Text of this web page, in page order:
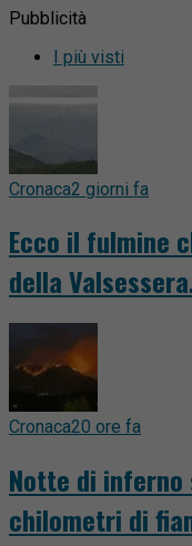
Pubblicità
I più visti
Cronaca2 giorni fa
Ecco il fulmine
della
Cronaca20 ore fa
Notte di inferno
chilometri di